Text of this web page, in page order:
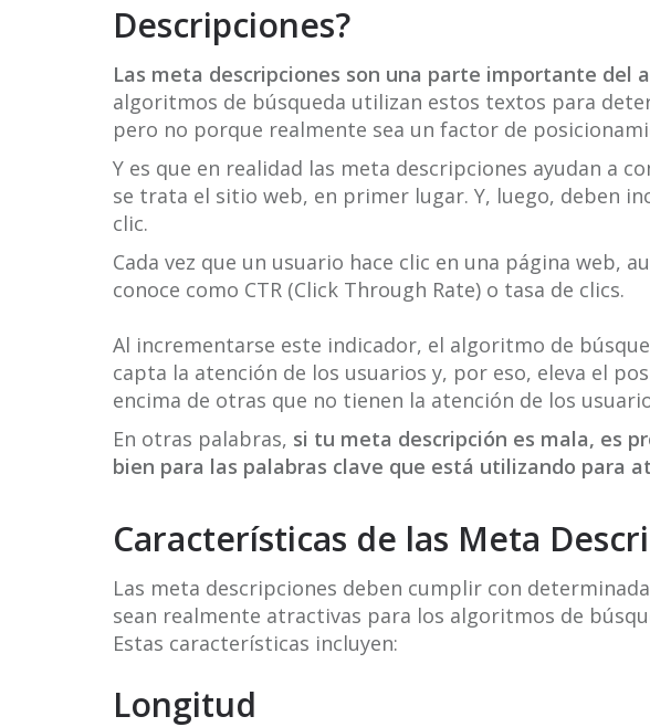
Descripciones?
Las meta descripciones son una parte importante del
algoritmos de búsqueda utilizan estos textos para
pero no porque realmente sea un factor de
Y es que en realidad las meta descripciones ayudan a
se trata el sitio web, en primer lugar. Y, luego, deben
clic.
Cada vez que un usuario hace clic en una página web,
conoce como CTR (Click Through Rate) o tasa de clics.
Al incrementarse este indicador, el algoritmo de
capta la atención de los usuarios y, por eso, eleva el
encima de otras que no tienen la atención de los
En otras palabras, si tu meta descripción es mala, es
bien para las palabras clave que está utilizando para
Características de las Meta
Las meta descripciones deben cumplir con
sean realmente atractivas para los algoritmos de
Estas características incluyen:
Longitud